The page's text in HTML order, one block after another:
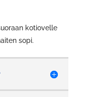
kotiovelle
sopi.